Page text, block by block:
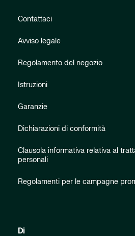
Contattaci
Avviso legale
Regolamento del negozio
Istruzioni
Garanzie
Dichiarazioni di conformità
Clausola informativa relativa al
personali
Regolamenti per le campagne
Di